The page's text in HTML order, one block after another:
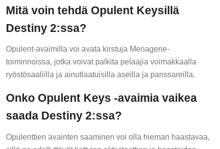
Mitä voin tehdä Opulent Keysillä
Destiny 2:ssa?
Opulent-avaimilla voi avata kirstuja Menagerie-
toiminnoissa, jotka voivat palkita pelaajia voimakkaalla
ryöstösaaliilla ja ainutlaatuisilla aseilla ja panssareilla.
Onko Opulent Keys -avaimia vaikea
saada Destiny 2:ssa?
Opulenttien avainten saaminen voi olla hieman haastavaa,
sillä ne edellyttävät tiettyjen aktiviteettien ja haasteiden